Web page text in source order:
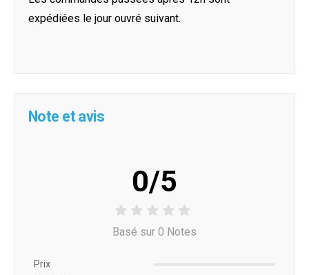
expédiées le jour ouvré suivant.
Note et avis
0/5
Basé sur 0 Notes
Prix ​​